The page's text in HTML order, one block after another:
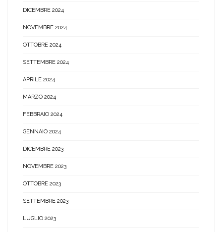
DICEMBRE 2024
NOVEMBRE 2024
OTTOBRE 2024
SETTEMBRE 2024
APRILE 2024
MARZO 2024
FEBBRAIO 2024
GENNAIO 2024
DICEMBRE 2023
NOVEMBRE 2023
OTTOBRE 2023
SETTEMBRE 2023
LUGLIO 2023